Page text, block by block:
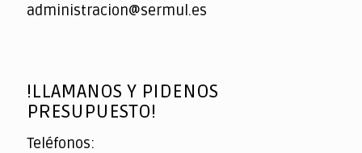
administracion@sermul.es
!LLAMANOS Y PIDENOS
PRESUPUESTO!
Teléfonos: